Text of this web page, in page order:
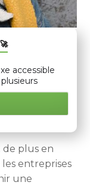
accessible
de plus en
entreprises
une